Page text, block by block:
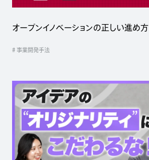
オープンイノベーションの正しい進め方
# 事業開発手法